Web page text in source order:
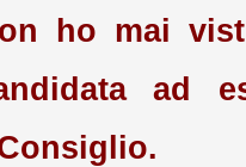
ho mai
ad